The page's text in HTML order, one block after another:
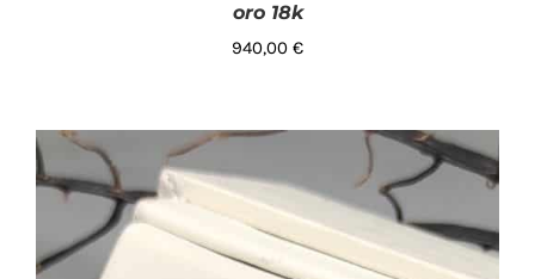
AGGIUNGI AL CARRELLO / DETTAGLI
oro 18k
940,00 €